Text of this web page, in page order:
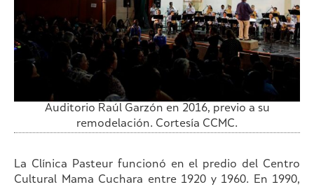
Auditorio Raúl Garzón en 2016, previo a su
remodelación. Cortesía CCMC.
La Clínica Pasteur funcionó en el predio del Centro
Cultural Mama Cuchara entre 1920 y 1960. En 1990,